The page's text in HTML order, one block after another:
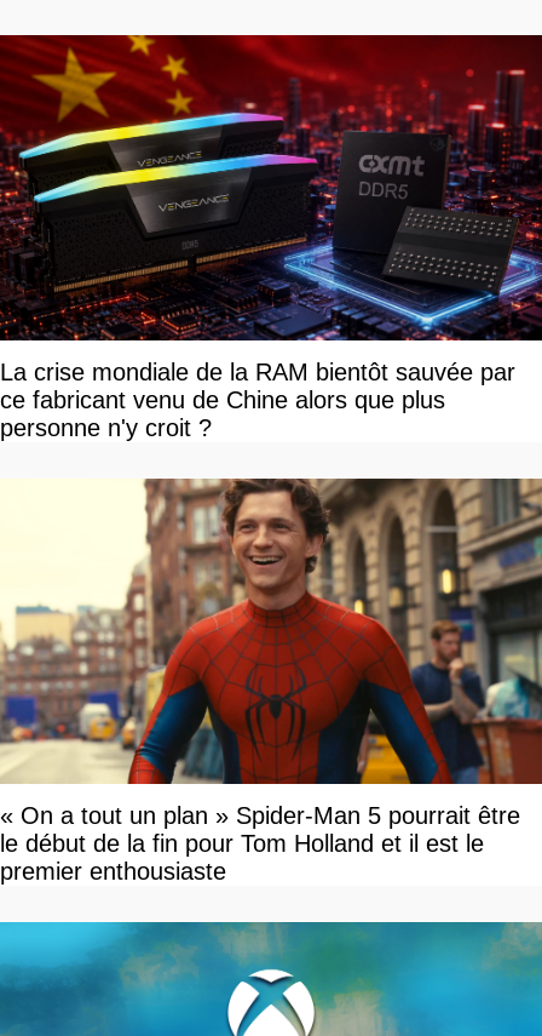
La crise mondiale de la RAM bientôt sauvée par
ce fabricant venu de Chine alors que plus
personne n'y croit ?
« On a tout un plan » Spider-Man 5 pourrait être
le début de la fin pour Tom Holland et il est le
premier enthousiaste